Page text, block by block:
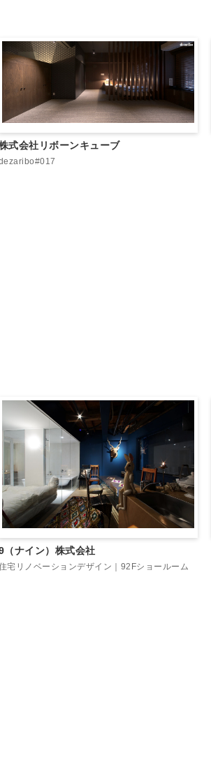
式会社リボーンキューブ
（ナイン）株式会社
宅リノベーションデザイン｜92Fショールーム